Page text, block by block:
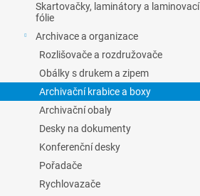
l
Skartovačky, laminátory a laminovací
fólie
Archivace a organizace
Rozlišovače a rozdružovače
Obálky s drukem a zipem
Archivační krabice a boxy
Archivační obaly
Desky na dokumenty
Konferenční desky
Pořadače
Rychlovazače